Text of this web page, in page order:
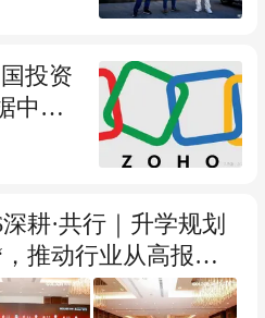
投资
中心
耕·共行｜升学规划
推动行业从高报走